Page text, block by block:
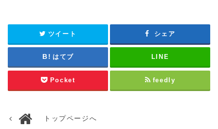
ツイート シェア
はてブ LINE
Pocket feedly
トップページへ